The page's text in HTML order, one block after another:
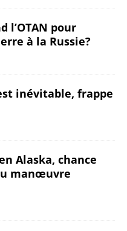
l’OTAN pour
à la Russie?
inévitable, frappe
Alaska, chance
manœuvre